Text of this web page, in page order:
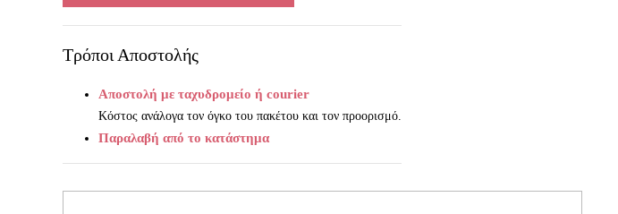
Τρόποι Αποστολής
Aποστoλή με ταχυδρομείο ή courier
Κόστος ανάλογα τον όγκο του πακέτου και τον προορισμό.
Παραλαβή από το κατάστημα